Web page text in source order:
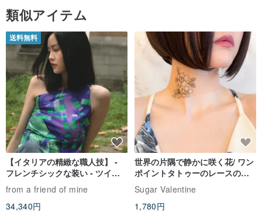
類似アイテム
送料無料
【イタリアの精緻な職人技】 -
フレンチシックな装い - ツイル
プリントシルクスカーフトップ
ス
from a friend of mine
34,340円
世界の片隅で静かに咲く花/ ワン
ポイントタトゥーのレースのチ
ョーカー SV649
Sugar Valentine
1,780円